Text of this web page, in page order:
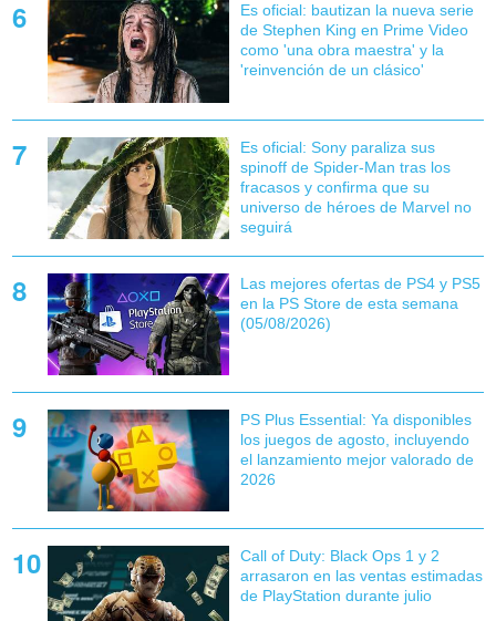
Es oficial: bautizan la nueva serie
de Stephen King en Prime Video
como 'una obra maestra' y la
'reinvención de un clásico'
Es oficial: Sony paraliza sus
spinoff de Spider-Man tras los
fracasos y confirma que su
universo de héroes de Marvel no
seguirá
Las mejores ofertas de PS4 y PS5
en la PS Store de esta semana
(05/08/2026)
PS Plus Essential: Ya disponibles
los juegos de agosto, incluyendo
el lanzamiento mejor valorado de
2026
Call of Duty: Black Ops 1 y 2
arrasaron en las ventas estimadas
de PlayStation durante julio